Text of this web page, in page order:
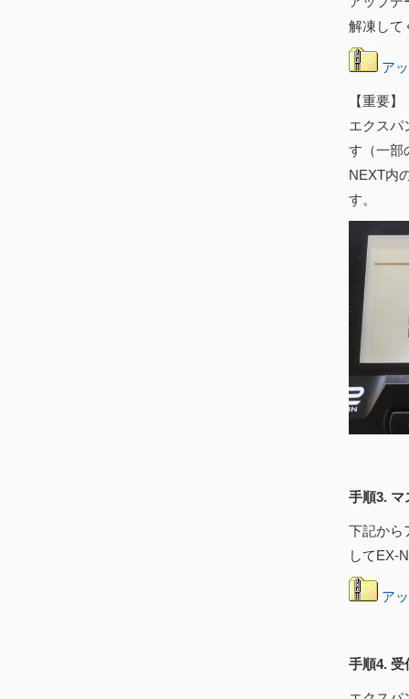
解凍して
ア
【重要】
エクスパ
す（一部
NEXT内
す。
手順3. マ
下記から
してEX-
ア
手順4. 受